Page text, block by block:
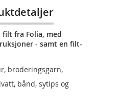
fra Folia, med
- samt en filt-
broderingsgarn,
bånd, sytips og